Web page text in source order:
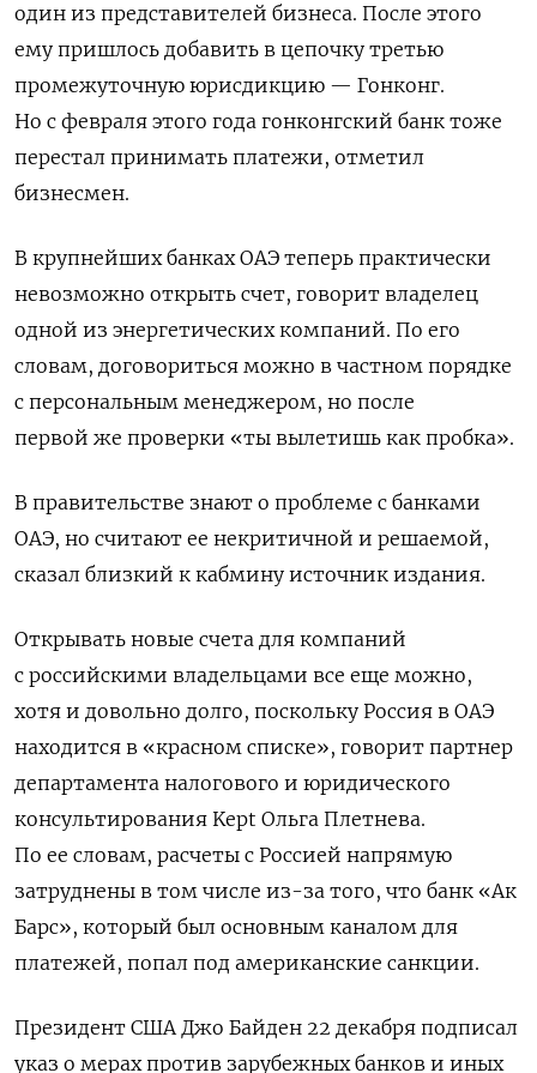
один из представителей бизнеса. После этого
ему пришлось добавить в цепочку третью
промежуточную юрисдикцию — Гонконг.
Но с февраля этого года гонконгский банк тоже
перестал принимать платежи, отметил
бизнесмен.
В крупнейших банках ОАЭ теперь практически
невозможно открыть счет, говорит владелец
одной из энергетических компаний. По его
словам, договориться можно в частном порядке
с персональным менеджером, но после
первой же проверки «ты вылетишь как пробка».
В правительстве знают о проблеме с банками
ОАЭ, но считают ее некритичной и решаемой,
сказал близкий к кабмину источник издания.
Открывать новые счета для компаний
с российскими владельцами все еще можно,
хотя и довольно долго, поскольку Россия в ОАЭ
находится в «красном списке», говорит партнер
департамента налогового и юридического
консультирования Kept Ольга Плетнева.
По ее словам, расчеты с Россией напрямую
затруднены в том числе из-за того, что банк «Ак
Барс», который был основным каналом для
платежей, попал под американские санкции.
Президент США Джо Байден 22 декабря подписал
указ о мерах против зарубежных банков и иных